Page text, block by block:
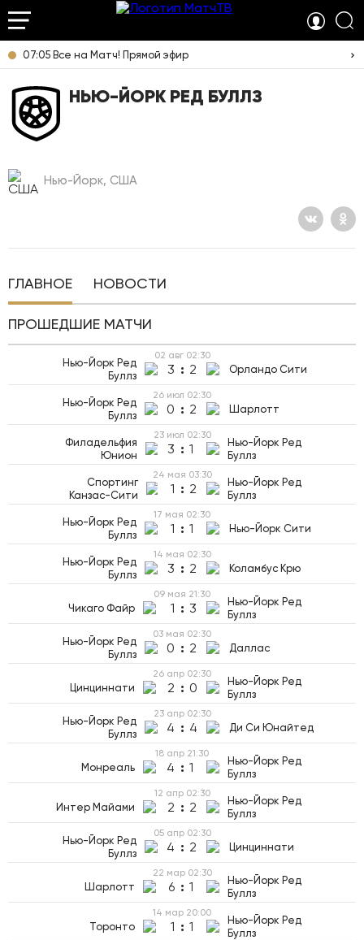
07:05 Все на Матч! Прямой эфир
НЬЮ-ЙОРК РЕД БУЛЛЗ
Нью-Йорк, США
ГЛАВНОЕ НОВОСТИ
ПРОШЕДШИЕ МАТЧИ
02 авг 02:30
Нью-Йорк Ред
Буллз
3 : 2 Орландо Сити
26 июл 02:30
Нью-Йорк Ред
Буллз
0 : 2 Шарлотт
23 июл 02:30
Филадельфия
Юнион
3 : 1
Нью-Йорк Ред
Буллз
24 мая 03:30
Спортинг
Канзас-Сити
1 : 2
Нью-Йорк Ред
Буллз
17 мая 02:30
Нью-Йорк Ред
Буллз
1 : 1 Нью-Йорк Сити
14 мая 02:30
Нью-Йорк Ред
Буллз
3 : 2 Коламбус Крю
09 мая 21:30
Чикаго Файр 1 : 3
Нью-Йорк Ред
Буллз
03 мая 02:30
Нью-Йорк Ред
Буллз
0 : 2 Даллас
26 апр 02:30
Цинциннати 2 : 0
Нью-Йорк Ред
Буллз
23 апр 02:30
Нью-Йорк Ред
Буллз
4 : 4 Ди Си Юнайтед
18 апр 21:30
Монреаль 4 : 1
Нью-Йорк Ред
Буллз
12 апр 02:30
Интер Майами 2 : 2
Нью-Йорк Ред
Буллз
05 апр 02:30
Нью-Йорк Ред
Буллз
4 : 2 Цинциннати
22 мар 02:30
Шарлотт 6 : 1
Нью-Йорк Ред
Буллз
14 мар 20:00
Торонто 1 : 1
Нью-Йорк Ред
Буллз